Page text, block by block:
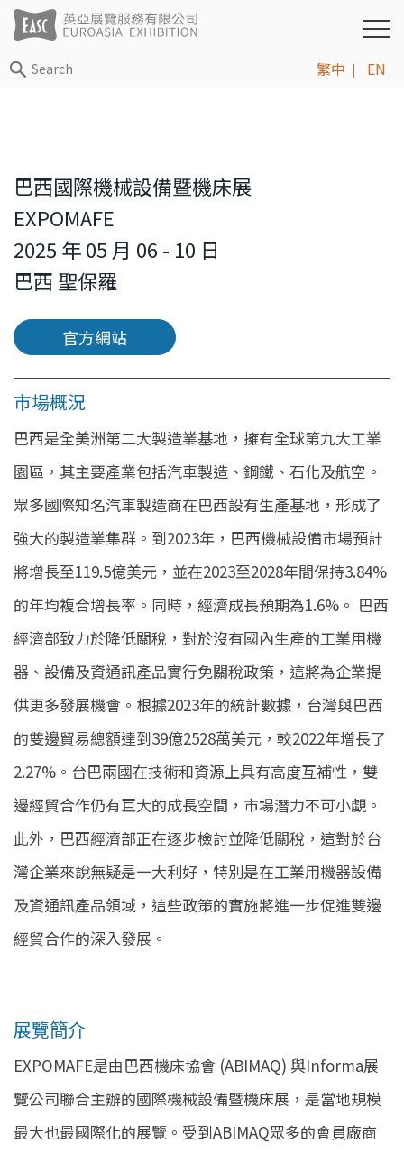
繁中 EN
巴西國際機械設備暨機床展
EXPOMAFE
2025 年 05 月 06 - 10 日
巴西 聖保羅
官方網站
市場概況
巴西是全美洲第二大製造業基地，擁有全球第九大工業
園區，其主要產業包括汽車製造、鋼鐵、石化及航空。
眾多國際知名汽車製造商在巴西設有生產基地，形成了
強大的製造業集群。到2023年，巴西機械設備市場預計
將增長至119.5億美元，並在2023至2028年間保持3.84%
的年均複合增長率。同時，經濟成長預期為1.6%。 巴西
經濟部致力於降低關稅，對於沒有國內生產的工業用機
器、設備及資通訊產品實行免關稅政策，這將為企業提
供更多發展機會。根據2023年的統計數據，台灣與巴西
的雙邊貿易總額達到39億2528萬美元，較2022年增長了
2.27%。台巴兩國在技術和資源上具有高度互補性，雙
邊經貿合作仍有巨大的成長空間，市場潛力不可小覷。
此外，巴西經濟部正在逐步檢討並降低關稅，這對於台
灣企業來說無疑是一大利好，特別是在工業用機器設備
及資通訊產品領域，這些政策的實施將進一步促進雙邊
經貿合作的深入發展。
展覽簡介
EXPOMAFE是由巴西機床協會 (ABIMAQ) 與Informa展
覽公司聯合主辦的國際機械設備暨機床展，是當地規模
最大也最國際化的展覽。受到ABIMAQ眾多的會員廠商